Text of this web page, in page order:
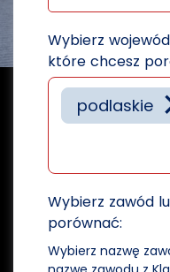
Wybierz
które chcesz
podlaskie
Wybierz zawód
porównać:
Wybierz nazwę